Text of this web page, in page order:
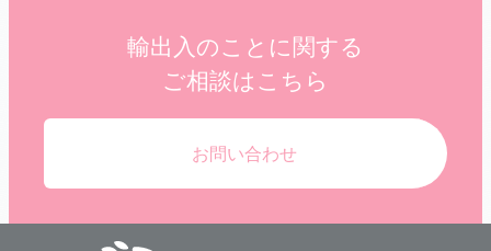
輸出入のことに関する
ご相談はこちら
お問い合わせ